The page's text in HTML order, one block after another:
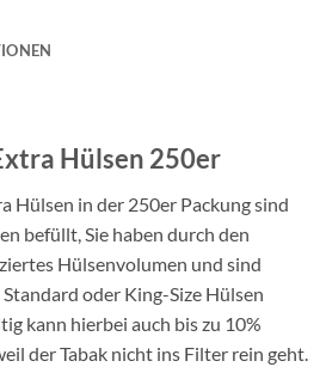
Hülsen 250er
Hülsen in der 250er Packung sind
befüllt, Sie haben durch den
Hülsenvolumen und sind
oder King-Size Hülsen
kann hierbei auch bis zu 10%
der Tabak nicht ins Filter rein geht.